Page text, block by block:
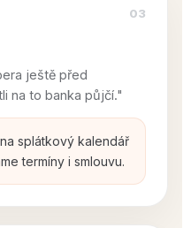
03
ještě před
na to banka půjčí."
splátkový kalendář
termíny i smlouvu.